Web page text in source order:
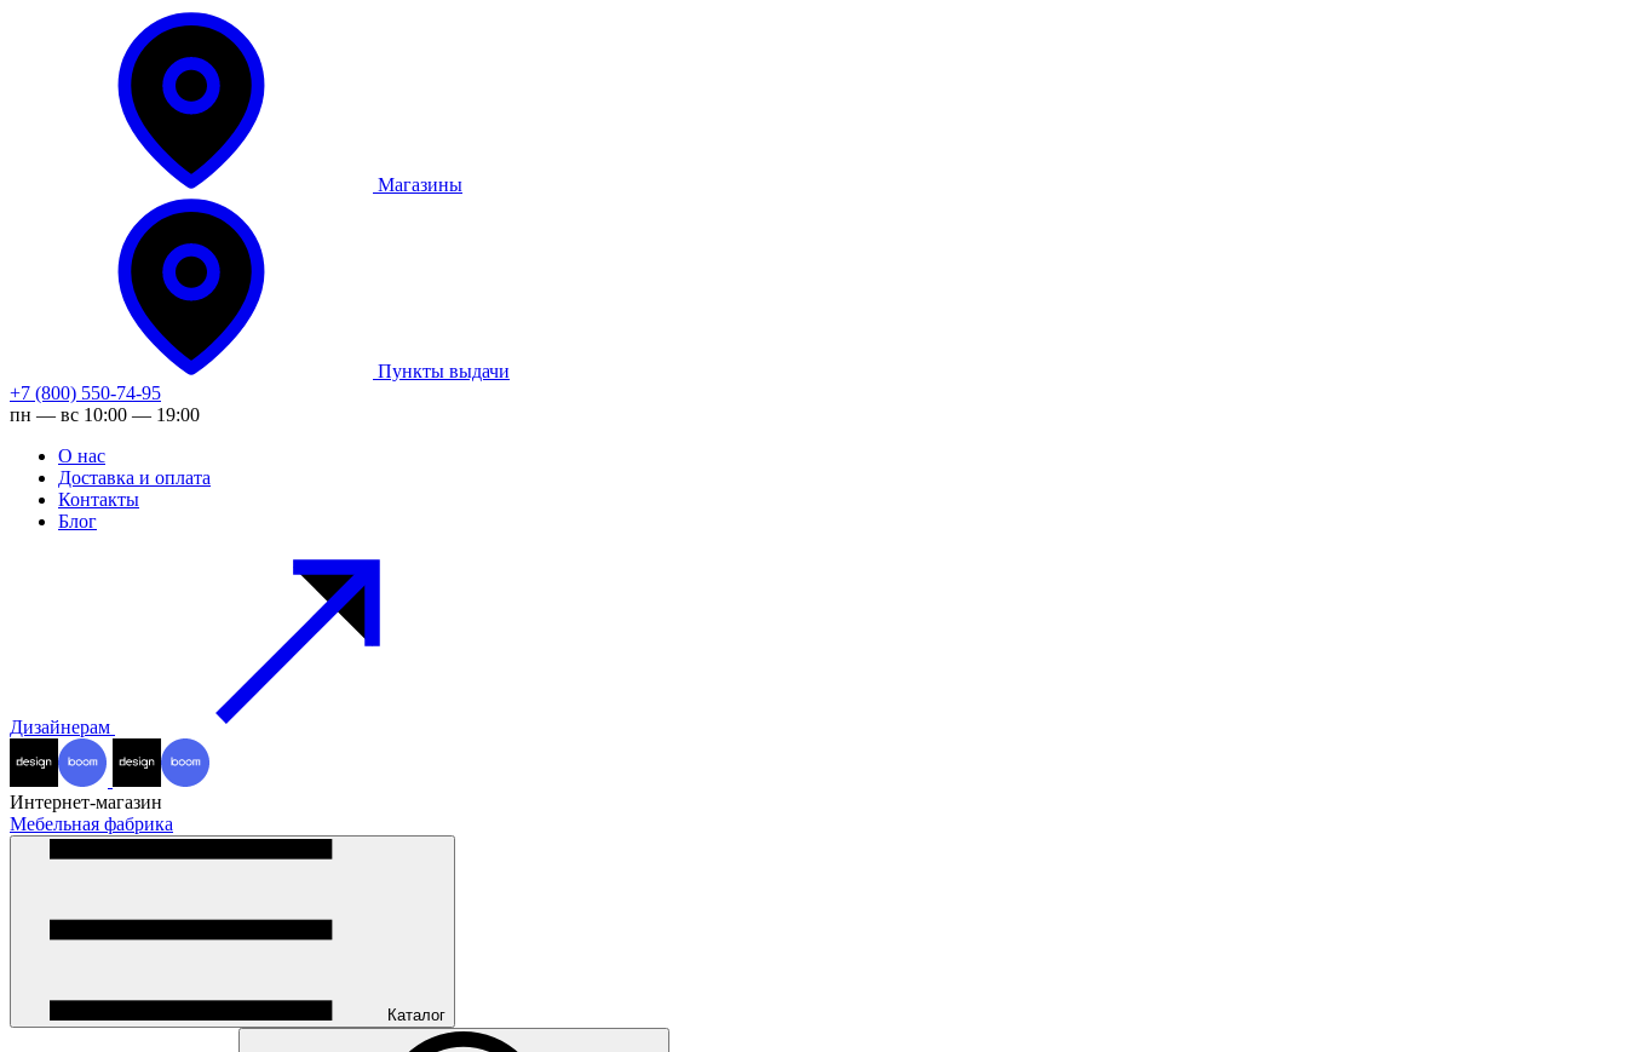
Магазины
Пункты выдачи
+7 (800) 550-74-95
пн — вс 10:00 — 19:00
О нас
Доставка и оплата
Контакты
Блог
Дизайнерам
Интернет-магазин
Мебельная фабрика
Каталог